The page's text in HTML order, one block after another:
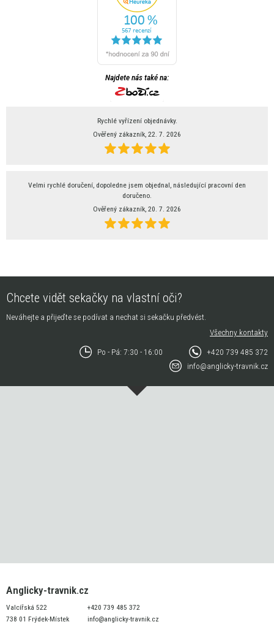
Najdete nás také na:
Rychlé vyřízení objednávky.
Ověřený zákazník, 22. 7. 2026
Velmi rychlé doručení, dopoledne jsem objednal, následující pracovní den
doručeno.
Ověřený zákazník, 20. 7. 2026
Chcete vidět sekačky na vlastní oči?
Neváhejte a přijeďte se podívat a nechat si sekačku předvést.
Všechny kontakty
Po - Pá: 7:30 - 16:00
+420 739 485 372
info@anglicky-travnik.cz
Anglicky-travnik.cz
Valcířská 522
738 01 Frýdek-Místek
+420 739 485 372
info@anglicky-travnik.cz